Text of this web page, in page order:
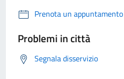
Prenota un appuntamento
Problemi in città
Segnala disservizio